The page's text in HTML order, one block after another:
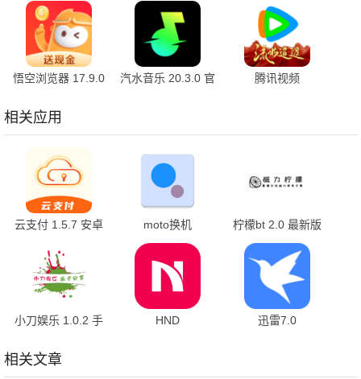
悟空浏览器 17.9.0
汽水音乐 20.3.0 官
腾讯视频
相关应用
云支付 1.5.7 安卓
moto换机
v8.0.0.35.0 官方版
柠檬bt 2.0 最新版
小刀娱乐 1.0.2 手
HND
迅雷7.0
相关文章